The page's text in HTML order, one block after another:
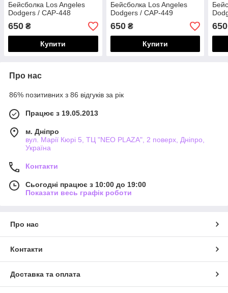
Бейсболка Los Angeles
Dodgers / CAP-448
650 ₴
Купити
Бейсболка Los Angeles
Dodgers / CAP-449
650₴
Купити
650
Про нас
86% позитивних з 86 відгуків за рік
Працює з 19.05.2013
м. Дніпро
вул. Марії Кюрі 5, ТЦ "NEO PLAZA", 2 поверх, Дніпро,
Україна
Контакти
Сьогодні працює з 10:00 до 19:00
Показати весь графік роботи
Про нас
Контакти
Доставка та оплата